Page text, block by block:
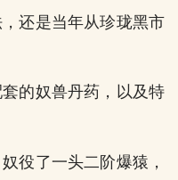
，还是当年从珍珑黑市
的奴兽丹药，以及特
役了一头二阶爆猿，